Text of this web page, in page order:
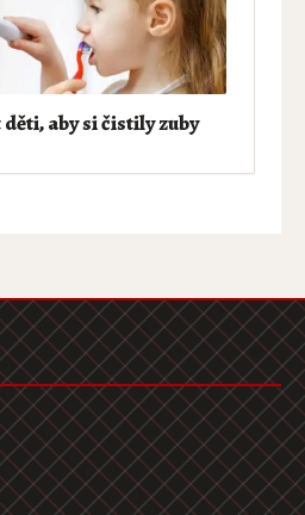
aby si čistily zuby